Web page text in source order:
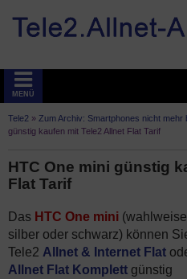
MENÜ
Tele2 » Zum Archiv: Smartphones nicht mehr
günstig kaufen mit Tele2 Allnet Flat Tarif
HTC One mini günstig
Flat Tarif
Das HTC One mini
silber oder schwarz) können
Tele2 Allnet & Internet Flat
Allnet Flat Komplett günstig